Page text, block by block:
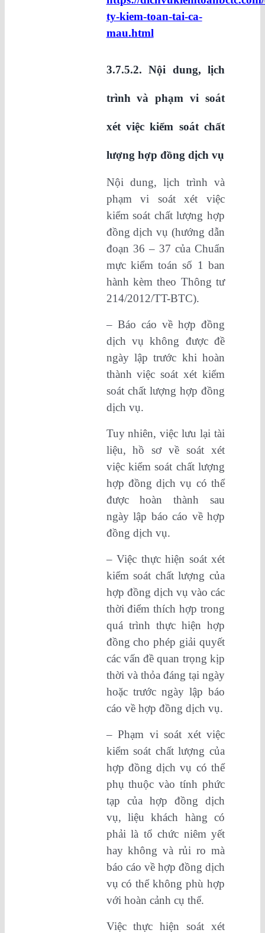
ty-kiem-toan-tai-ca-
mau.html
3.7.5.2. Nội dung, lịch
trình và phạm vi soát
xét việc kiểm soát chất
lượng hợp đồng dịch vụ
Nội dung, lịch trình và
phạm vi soát xét việc
kiểm soát chất lượng hợp
đồng dịch vụ (hướng dẫn
đoạn 36 – 37 của Chuẩn
mực kiểm toán số 1 ban
hành kèm theo Thông tư
214/2012/TT-BTC).
– Báo cáo về hợp đồng
dịch vụ không được đề
ngày lập trước khi hoàn
thành việc soát xét kiểm
soát chất lượng hợp đồng
dịch vụ.
Tuy nhiên, việc lưu lại tài
liệu, hồ sơ về soát xét
việc kiểm soát chất lượng
hợp đồng dịch vụ có thể
được hoàn thành sau
ngày lập báo cáo về hợp
đồng dịch vụ.
– Việc thực hiện soát xét
kiểm soát chất lượng của
hợp đồng dịch vụ vào các
thời điểm thích hợp trong
quá trình thực hiện hợp
đồng cho phép giải quyết
các vấn đề quan trọng kịp
thời và thỏa đáng tại ngày
hoặc trước ngày lập báo
cáo về hợp đồng dịch vụ.
– Phạm vi soát xét việc
kiểm soát chất lượng của
hợp đồng dịch vụ có thể
phụ thuộc vào tính phức
tạp của hợp đồng dịch
vụ, liệu khách hàng có
phải là tổ chức niêm yết
hay không và rủi ro mà
báo cáo về hợp đồng dịch
vụ có thể không phù hợp
với hoàn cảnh cụ thể.
Việc thực hiện soát xét